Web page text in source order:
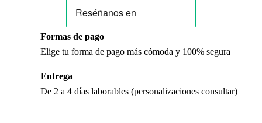
Formas de pago
Elige tu forma de pago más cómoda y 100% segura
Entrega
De 2 a 4 días laborables (personalizaciones consultar)